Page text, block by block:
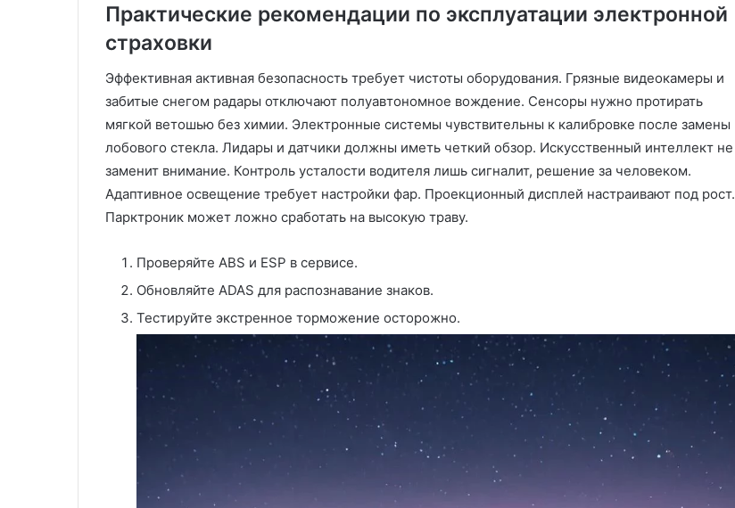
Практические рекомендации по эксплуатации электронной
страховки
Эффективная активная безопасность требует чистоты оборудования. Грязные видеокамеры и
забитые снегом радары отключают полуавтономное вождение. Сенсоры нужно протирать
мягкой ветошью без химии. Электронные системы чувствительны к калибровке после замены
лобового стекла. Лидары и датчики должны иметь четкий обзор. Искусственный интеллект не
заменит внимание. Контроль усталости водителя лишь сигналит, решение за человеком.
Адаптивное освещение требует настройки фар. Проекционный дисплей настраивают под рост.
Парктроник может ложно сработать на высокую траву.
Проверяйте ABS и ESP в сервисе.
Обновляйте ADAS для распознавание знаков.
Тестируйте экстренное торможение осторожно.